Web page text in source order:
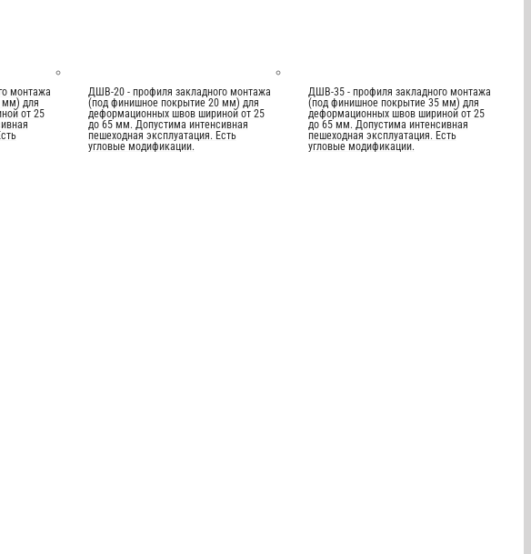
монтажа
мм) для
от 25
ДШВ-20 - профиля закладного монтажа
(под финишное покрытие 20 мм) для
деформационных швов шириной от 25
до 65 мм. Допустима интенсивная
пешеходная эксплуатация. Есть
угловые модификации.
ДШВ-35 - профиля закладного монтажа
(под финишное покрытие 35 мм) для
деформационных швов шириной от 25
до 65 мм. Допустима интенсивная
пешеходная эксплуатация. Есть
угловые модификации.